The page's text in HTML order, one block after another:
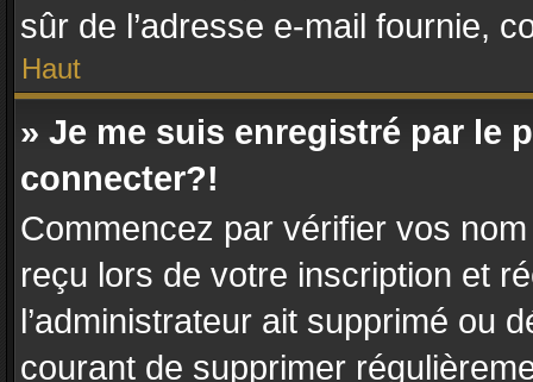
sûr de l’adresse e-mail fournie,
Haut
» Je me suis enregistré par le
connecter?!
Commencez par vérifier vos
reçu lors de votre inscription et
l’administrateur ait supprimé ou
courant de supprimer